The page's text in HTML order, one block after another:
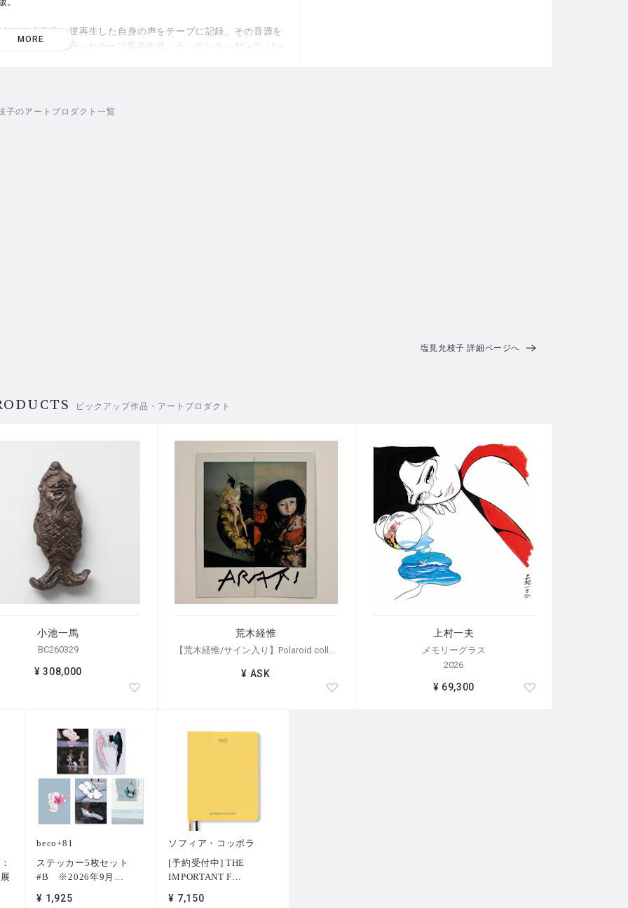
した自作曲、逆再生した自身の声をテープに記録、その音源を
合成／編集を行ったテープ音楽作品。ラ・モンテ・ヤング（La
）が担当。
アーカイブブック 出版プロジェクトの第2巻「KIYOSATO MUS
AND ITS SURROUNDINGS」に掲載された作品であり、今回
」協力）「サウンドアーカイヴ II」としてもクレジットされ
MORE
子のアートプロダクト一覧
塩見允枝子 詳細ページへ
ピックアップ作品・アートプロダクト
小池一馬
BC260329
¥ 308,000
荒木経惟
【荒木経惟/サイン入り】Polaroid collage
¥ ASK
上村一夫
メモリーグラス
2026
¥ 69,300
beco+81
ステッカー5枚セット
#B ※2026年9月
¥ 1,925
ソフィア・コッポラ
[予約受付中] THE
IMPORTANT F
¥ 7,150